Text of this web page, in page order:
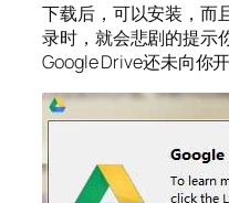
下载后，可以安装，而
录时，就会悲剧的提示
Google Drive还未向你开